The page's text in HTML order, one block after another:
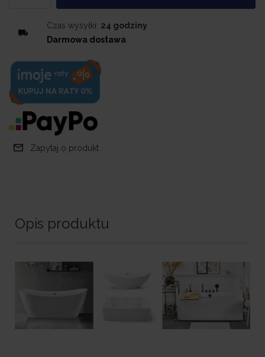
Czas wysyłki: 24 godziny
Darmowa dostawa
Zapytaj o produkt
Opis produktu